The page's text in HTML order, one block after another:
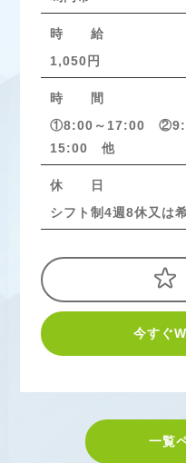
時 給
1,050円
時 間
①8:00～17:00
15:00 他
休 日
シフト制4週8休又は
今すぐ
一覧